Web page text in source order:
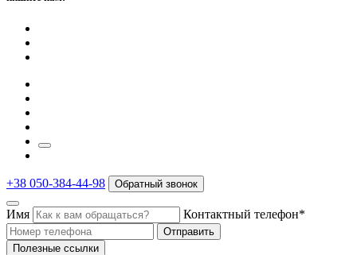
+38 050-384-44-98 Обратный звонок
Имя Контактный телефон*
Отправить
Полезные ссылки